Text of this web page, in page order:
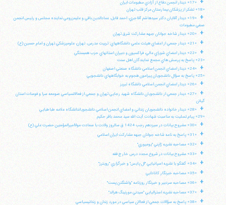
«17» ديدار انجمن دفاع از آزادي مطبوعات ايران
«18» تشكر از پزشكان بيمارستان مركز قلب تهران
+
«19» ديدار آقايان دكتر سيدهاشم آقاجري، احمد قابل، عمادالدين باقي و عليمزروعي نماينده مجلس و رئيس انجمن
صنفي مطبوعات
+ «20» ديدار شاخه جوانان جبهه مشاركت شرق تهران
+ «21» ديدار جمعي از اعضاي هيئت علمي دانشگاههاي: تربيت مدرس، تهران، علومپزشكي تهران و امام حسين (ع)
+
«22» ديدار اعضاي شوراي عالي، فراكسيون و دبيران استانهاي حزب همبستگي
«23» پاسخ به پرسش هاي مجمع نمايندگان اهل سنت
+
«24» ديدار اعضاي انجمن اسلامي دانشگاه صنعتي اصفهان
«25» پاسخ به سؤال دانشجويان پيرامون هجوم به خوابگاههاي دانشجويي
+ «26» ديدار اعضاي انجمن اسلامي دانشگاه تبريز
+
«27» ديدار جمعي از دانشجويان دانشگاه شهيد رجايي تهران و جمعي از فعالانسياسي صومعه سرا و فومنات استان
گيلان
+
«28» ديدار خانواده دانشجويان زنداني و اعضاي انجمن اسلامي دانشجوياندانشگاه علامه طباطبايي
«29» پيام تسليت به مناسبت شهادت آيت الله سيد محمد باقر حكيم
+ «30» مشروح بيانات در سيزدهم رجب 1424 ق سالروز ولادت با سعادت مولااميرالمؤمنين حضرت علي (ع)
+ «31» پاسخ به نامه شاخه جوانان جبهه مشاركت ايران اسلامي
+ «32» مصاحبه نشريه ژاپني "يوميوري"
+ «33» مشروح بيانات در شروع مجدد درس خارج فقه
+ «34» گفتگو با نشريه اسپانيايي "ال پايس" و خبرگزاري "رويترز"
+ «35» مصاحبه خبرنگار كانادايي
+ «36» مصاحبه سردبير و خبرنگار روزنامه "واشنگتن پست"
+ «37» مصاحبه نشريه استراليايي "سيدني مورنينگ هرالد"
+ «38» پاسخ به سؤالات جمعي از فعالان سياسي در مورد زندان و زندانيسياسي